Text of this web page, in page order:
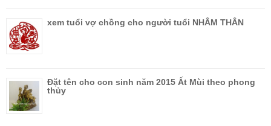
xem tuổi vợ chồng cho người tuổi NHÂM THÂN
Đặt tên cho con sinh năm 2015 Ất Mùi theo phong
thủy